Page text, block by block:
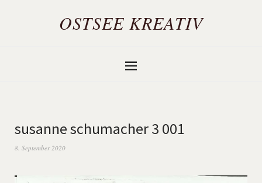
OSTSEE KREATIV
susanne schumacher 3 001
8. September 2020